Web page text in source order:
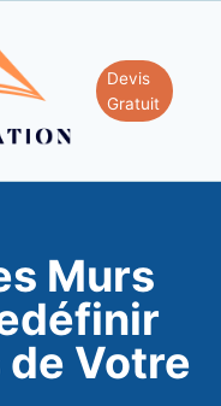
Devis
Gratuit
Murs
Votre